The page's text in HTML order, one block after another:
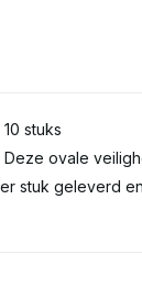
stuks
ovale
stuk geleverd